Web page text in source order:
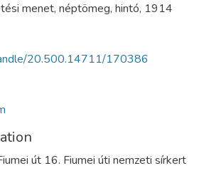
menet, néptömeg, hintó, 1914
20.500.14711/170386
út 16. Fiumei úti nemzeti sírkert